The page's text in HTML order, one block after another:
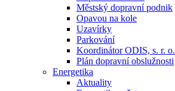
Městský dopravní podnik
Opavou na kole
Uzavírky
Parkování
Koordinátor ODIS, s. r. o.
Plán dopravní obslužnosti
Energetika
Aktuality